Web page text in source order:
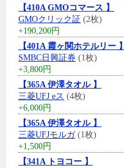
【410A GMOコマース 】
GMOクリック証 (2枚)
+190,200円
【401A 霞ヶ関ホテルリー 】
SMBC日興証券 (1枚)
+3,800円
【365A 伊澤タオル 】
三菱UFJ eス (4枚)
+6,000円
【365A 伊澤タオル 】
三菱UFJモルガ(1枚)
+1,500円
【341A トヨコー 】